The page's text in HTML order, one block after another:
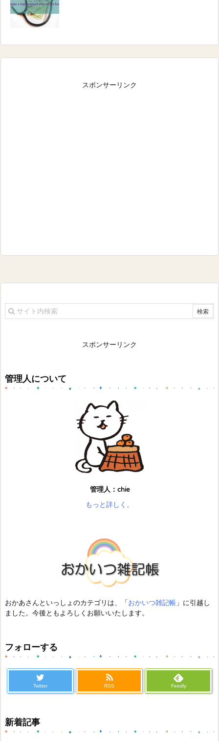
スポンサーリンク
スポンサーリンク
管理人について
管理人：chie
もっと詳しく。
おかあさんといっしょのカテゴリは、「おかいつ雑記帳」に引越し
ました。今後ともよろしくお願いいたします。
フォローする
Twitter RSS Feedly
新着記事